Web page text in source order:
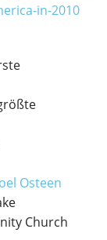
in-2010
Osteen
Church